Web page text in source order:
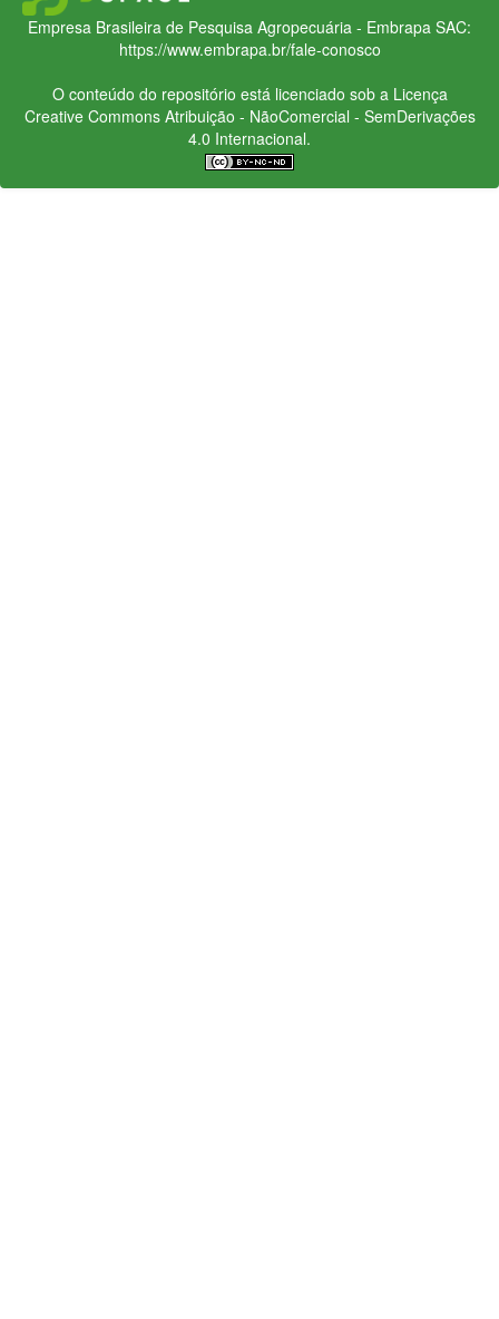
Empresa Brasileira de Pesquisa Agropecuária - Embrapa SAC:
https://www.embrapa.br/fale-conosco
O conteúdo do repositório está licenciado sob a Licença
Creative CommonsAtribuição - NãoComercial - SemDerivações
4.0 Internacional.